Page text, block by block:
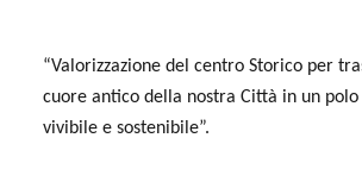
“Valorizzazione del centro Storico per
cuore antico della nostra Città in un
vivibile e sostenibile”.